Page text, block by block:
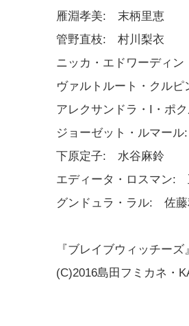
雁淵孝美: 末柄里恵
管野直枝: 村川梨衣
ニッカ・エドワーディ
ヴァルトルート・クル
アレクサンドラ・I・ポ
ジョーゼット・ルマー
下原定子: 水谷麻鈴
エディータ・ロスマン:
グンドュラ・ラル: 佐藤
『ブレイブウィッチーズ』
(C)2016島田フミカネ・